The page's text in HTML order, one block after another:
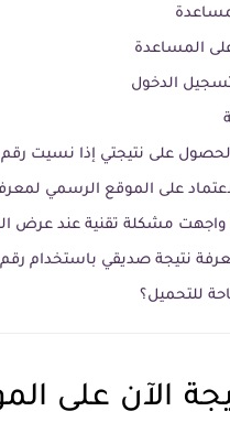
المساعدة
الدخول
الآن على